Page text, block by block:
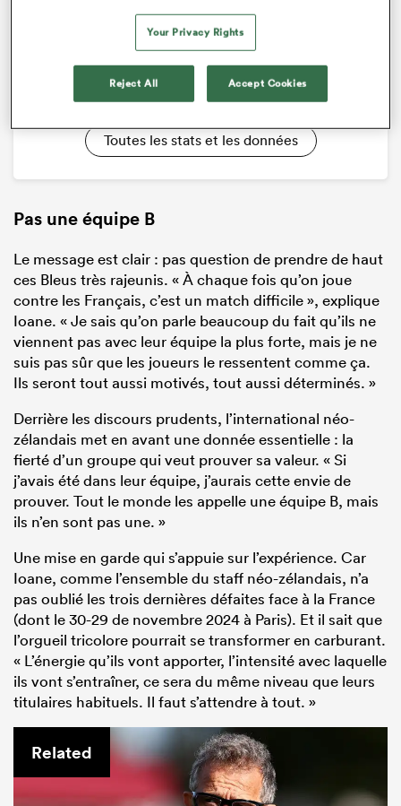
New Zealand
31 - 27
France
Toutes les stats et les données
Pas une équipe B
Le message est clair : pas question de prendre de haut
ces Bleus très rajeunis. « À chaque fois qu’on joue
contre les Français, c’est un match difficile », explique
Ioane. « Je sais qu’on parle beaucoup du fait qu’ils ne
viennent pas avec leur équipe la plus forte, mais je ne
suis pas sûr que les joueurs le ressentent comme ça.
Ils seront tout aussi motivés, tout aussi déterminés. »
Derrière les discours prudents, l’international néo-
zélandais met en avant une donnée essentielle : la
fierté d’un groupe qui veut prouver sa valeur. « Si
j’avais été dans leur équipe, j’aurais cette envie de
prouver. Tout le monde les appelle une équipe B, mais
ils n’en sont pas une. »
Une mise en garde qui s’appuie sur l’expérience. Car
Ioane, comme l’ensemble du staff néo-zélandais, n’a
pas oublié les trois dernières défaites face à la France
(dont le 30-29 de novembre 2024 à Paris). Et il sait que
l’orgueil tricolore pourrait se transformer en carburant.
« L’énergie qu’ils vont apporter, l’intensité avec laquelle
ils vont s’entraîner, ce sera du même niveau que leurs
titulaires habituels. Il faut s’attendre à tout. »
Related
Your Privacy Rights
Reject All Accept Cookies